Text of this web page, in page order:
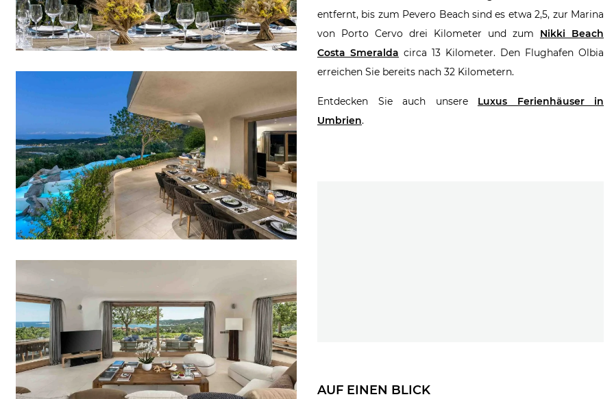
entfernt, bis zum Pevero Beach sind es etwa 2,5, zur Marina
von Porto Cervo drei Kilometer und zum Nikki Beach
Costa Smeralda circa 13 Kilometer. Den Flughafen Olbia
erreichen Sie bereits nach 32 Kilometern.
Entdecken Sie auch unsere Luxus Ferienhäuser in
Umbrien.
AUF EINEN BLICK